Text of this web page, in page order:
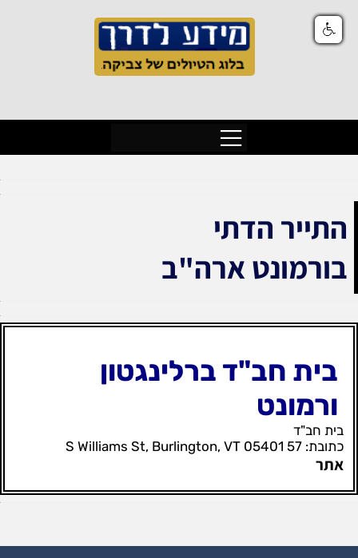
התייר הדתי
בורמונט ארה"ב
בית חב"ד ברלינגטון
ורמונט
בית חב"ד
כתובת: 57 S Williams St, Burlington, VT 05401
אתר